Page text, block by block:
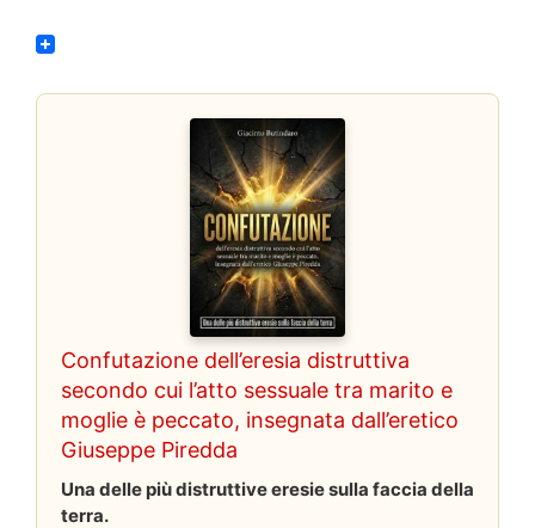
Confutazione dell’eresia distruttiva
secondo cui l’atto sessuale tra marito e
moglie è peccato, insegnata dall’eretico
Giuseppe Piredda
Una delle più distruttive eresie sulla faccia della
terra.